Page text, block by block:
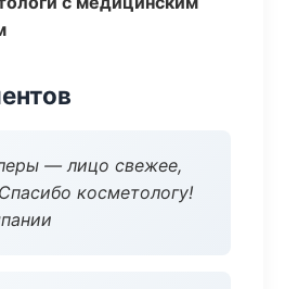
— лицо свежее,
косметологу!